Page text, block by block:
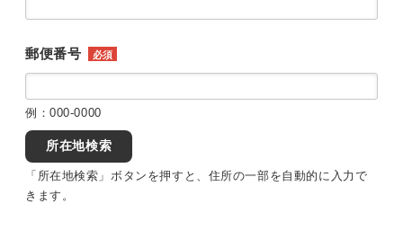
郵便番号 必須
例：000-0000
所在地検索
「所在地検索」ボタンを押すと、住所の一部を自動的に入力で
きます。